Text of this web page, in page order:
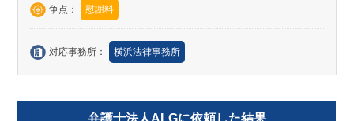
争点： 慰謝料
対応事務所： 横浜法律事務所